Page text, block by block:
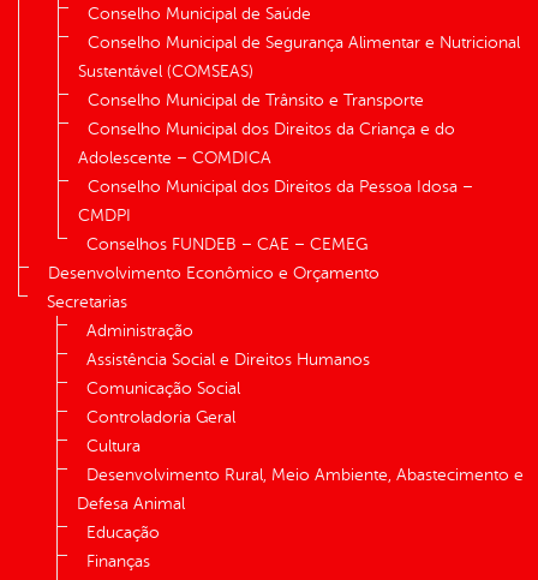
Conselho Municipal de Saúde
Conselho Municipal de Segurança Alimentar e Nutricional
Sustentável (COMSEAS)
Conselho Municipal de Trânsito e Transporte
Conselho Municipal dos Direitos da Criança e do
Adolescente – COMDICA
Conselho Municipal dos Direitos da Pessoa Idosa –
CMDPI
Conselhos FUNDEB – CAE – CEMEG
Desenvolvimento Econômico e Orçamento
Secretarias
Administração
Assistência Social e Direitos Humanos
Comunicação Social
Controladoria Geral
Cultura
Desenvolvimento Rural, Meio Ambiente, Abastecimento e
Defesa Animal
Educação
Finanças